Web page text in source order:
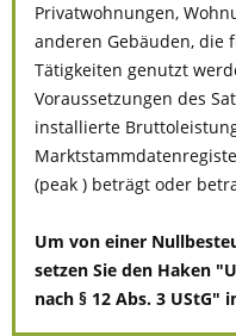
Privatwohnungen,
anderen Gebäuden, die
Tätigkeiten genutzt
Voraussetzungen des
installierte
(peak ) beträgt oder
Um von einer
setzen Sie den Haken
nach § 12 Abs. 3 UStG"